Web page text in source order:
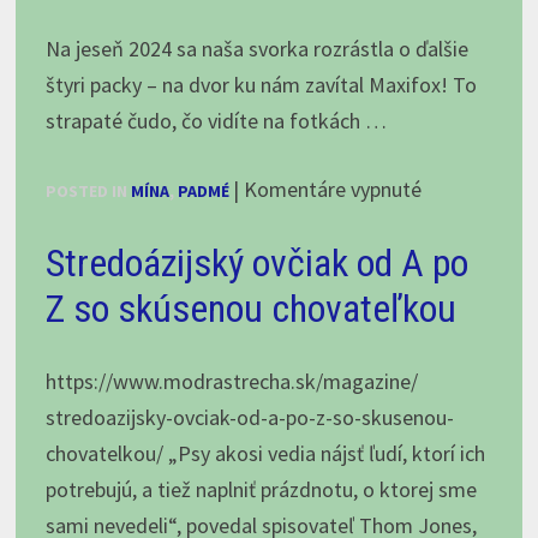
baby
poperou…
Padmé,
2025
Na jeseň 2024 sa naša svorka rozrástla o ďalšie
štyri packy – na dvor ku nám zavítal Maxifox! To
strapaté čudo, čo vidíte na fotkách …
POSTED IN MÍNA, PADMÉ | Komentáre vypnuténa
Padmé
a
Stredoázijský ovčiak od A po
Z so skúsenou chovateľkou
https://www.modrastrecha.sk/magazine/
stredoazijsky-ovciak-od-a-po-z-so-skusenou-
chovatelkou/ „Psy akosi vedia nájsť ľudí, ktorí ich
potrebujú, a tiež naplniť prázdnotu, o ktorej sme
sami nevedeli“, povedal spisovateľ Thom Jones,